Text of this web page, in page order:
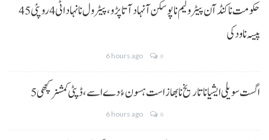
حکومت نا کنڈ آن پیٹرولیم نا پوسکن آ نہاد آتا پڑو،پیٹرول نا نہاد اٹی 4 روپئی 45
پیسہ نا ودکی
6 hours ago 0
5 اگست سویلی ایشیا نا تاریخ نا بھاز است ہسون ءُ دے اسے،ڈپٹی کمشنر کچھی
6 hours ago 0